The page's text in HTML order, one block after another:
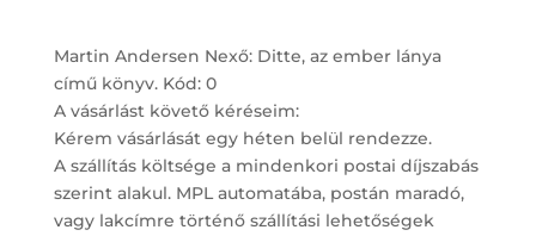
Martin Andersen Nexő: Ditte, az ember lánya
című könyv. Kód: 0
A vásárlást követő kéréseim:
Kérem vásárlását egy héten belül rendezze.
A szállítás költsége a mindenkori postai díjszabás
szerint alakul. MPL automatába, postán maradó,
vagy lakcímre történő szállítási lehetőségek